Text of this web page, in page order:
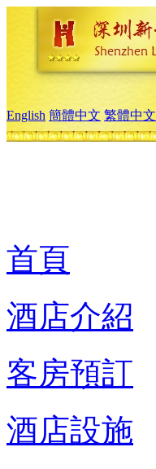
English 簡體中文 繁體中文
首頁
酒店介紹
客房預訂
酒店設施